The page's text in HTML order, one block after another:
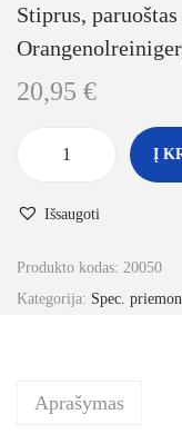
Stiprus,
20,95 €
Į
Išsaugoti
Produkto kodas: 20050
Kategorija: Spec.
Aprašymas